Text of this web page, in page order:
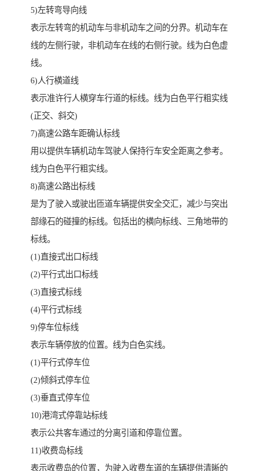
5)左转弯导向线
表示左转弯的机动车与非机动车之间的分界。机动车在
线的左侧行驶，非机动车在线的右侧行驶。线为白色虚
线。
6)人行横道线
表示准许行人横穿车行道的标线。线为白色平行粗实线
(正交、斜交)
7)高速公路车距确认标线
用以提供车辆机动车驾驶人保持行车安全距离之参考。
线为白色平行粗实线。
8)高速公路出标线
是为了驶入或驶出匝道车辆提供安全交汇，减少与突出
部缘石的碰撞的标线。包括出的横向标线、三角地带的
标线。
(1)直接式出口标线
(2)平行式出口标线
(3)直接式标线
(4)平行式标线
9)停车位标线
表示车辆停放的位置。线为白色实线。
(1)平行式停车位
(2)倾斜式停车位
(3)垂直式停车位
10)港湾式停靠站标线
表示公共客车通过的分离引道和停靠位置。
11)收费岛标线
表示收费岛的位置，为驶入收费车道的车辆提供清晰的